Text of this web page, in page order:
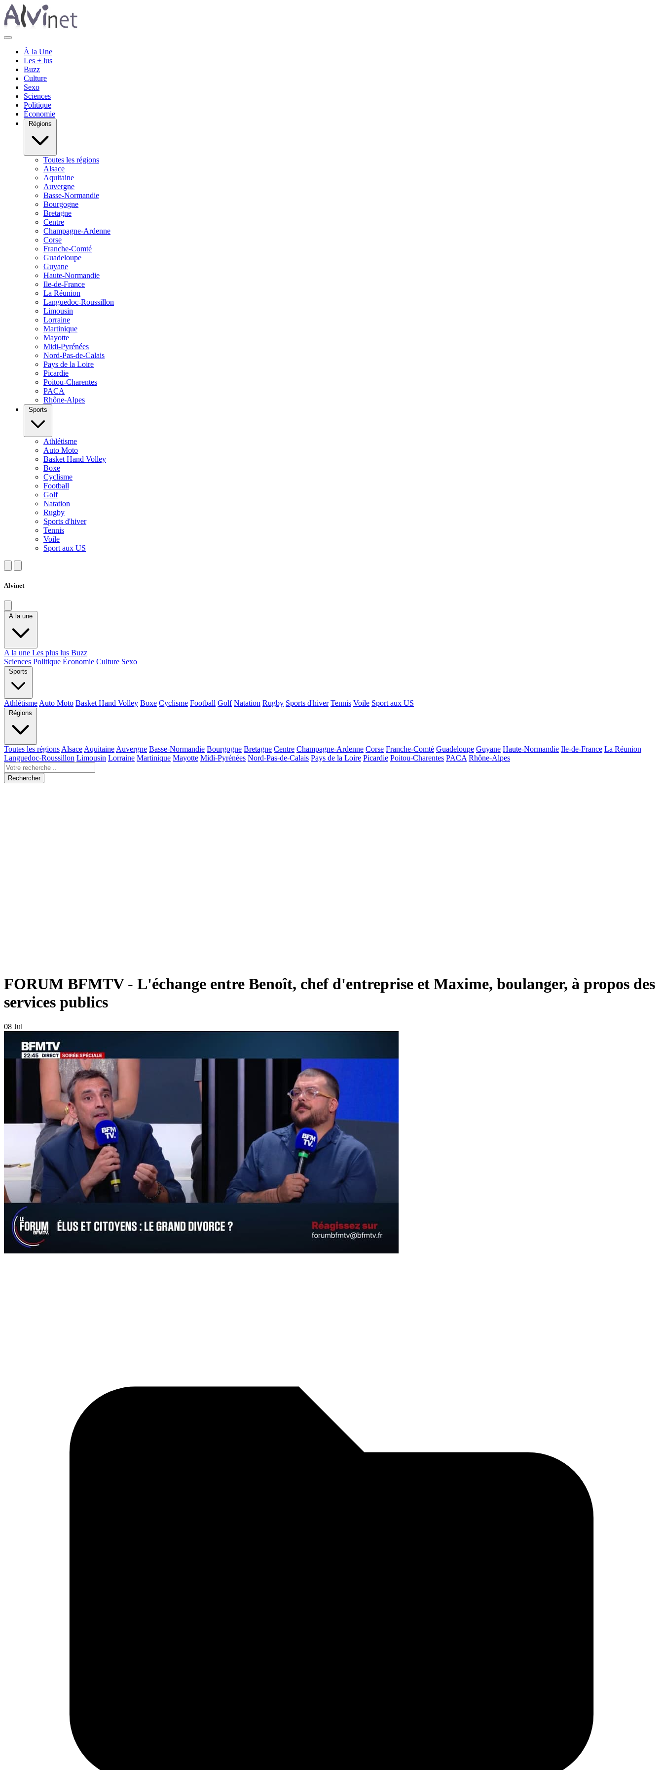
À la Une
Les + lus
Buzz
Culture
Sexo
Sciences
Politique
Économie
Régions
Toutes les régions
Alsace
Aquitaine
Auvergne
Basse-Normandie
Bourgogne
Bretagne
Centre
Champagne-Ardenne
Corse
Franche-Comté
Guadeloupe
Guyane
Haute-Normandie
Ile-de-France
La Réunion
Languedoc-Roussillon
Limousin
Lorraine
Martinique
Mayotte
Midi-Pyrénées
Nord-Pas-de-Calais
Pays de la Loire
Picardie
Poitou-Charentes
PACA
Rhône-Alpes
Sports
Athlétisme
Auto Moto
Basket Hand Volley
Boxe
Cyclisme
Football
Golf
Natation
Rugby
Sports d'hiver
Tennis
Voile
Sport aux US
Alvinet
A la une
A la une Les plus lus Buzz
Sciences Politique Économie Culture Sexo
Sports
Athlétisme Auto Moto Basket Hand Volley Boxe Cyclisme Football Golf Natation Rugby Sports d'hiver Tennis Voile Sport aux US
Régions
Toutes les régions Alsace Aquitaine Auvergne Basse-Normandie Bourgogne Bretagne Centre Champagne-Ardenne Corse Franche-Comté Guadeloupe Guyane Haute-Normandie Ile-de-France La Réunion
Languedoc-Roussillon Limousin Lorraine Martinique Mayotte Midi-Pyrénées Nord-Pas-de-Calais Pays de la Loire Picardie Poitou-Charentes PACA Rhône-Alpes
Rechercher
FORUM BFMTV - L'échange entre Benoît, chef d'entreprise et Maxime, boulanger, à propos des
services publics
08 Jul